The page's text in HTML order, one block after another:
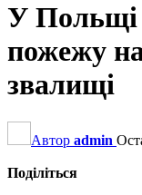
У Польщі
пожежу
звалищі
Автор admin
Поділіться